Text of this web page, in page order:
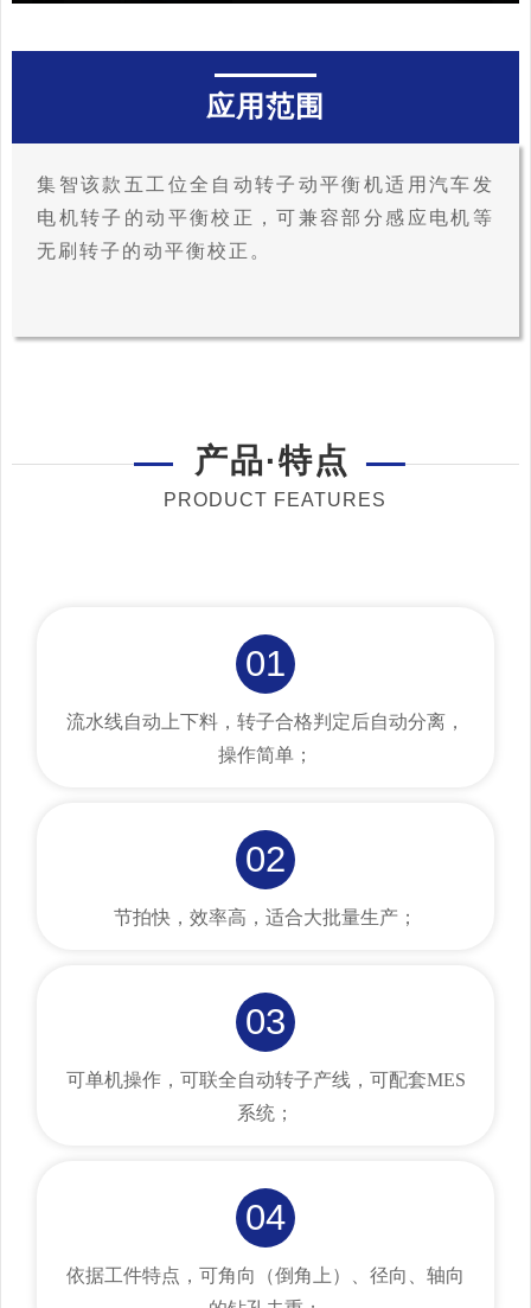
应用范围
集智该款五工位全自动转子动平衡机适用汽车发
电机转子的动平衡校正，可兼容部分感应电机等
无刷转子的动平衡校正。
产品·特点
PRODUCT FEATURES
01
流水线自动上下料，转子合格判定后自动分离，
操作简单；
02
节拍快，效率高，适合大批量生产；
03
可单机操作，可联全自动转子产线，可配套MES
系统；
04
依据工件特点，可角向（倒角上）、径向、轴向